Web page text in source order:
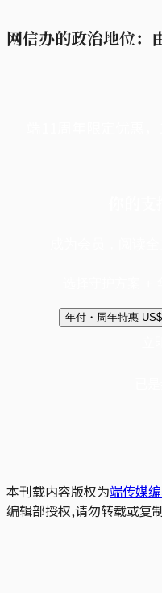
网信办的政治地位：
年付・周年特惠
本刊载内容版权为端传媒
编辑部授权,请勿转载或复